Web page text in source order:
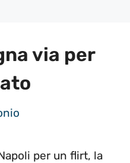
via per
per un flirt, la